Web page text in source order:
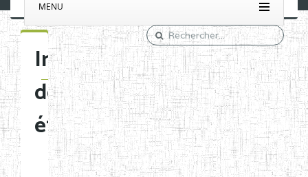
MENU
Immatriculation
des
établissements